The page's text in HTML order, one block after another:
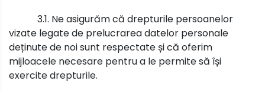
3.1. Ne asigurăm că drepturile persoanelor
vizate legate de prelucrarea datelor personale
deținute de noi sunt respectate și că oferim
mijloacele necesare pentru a le permite să își
exercite drepturile.